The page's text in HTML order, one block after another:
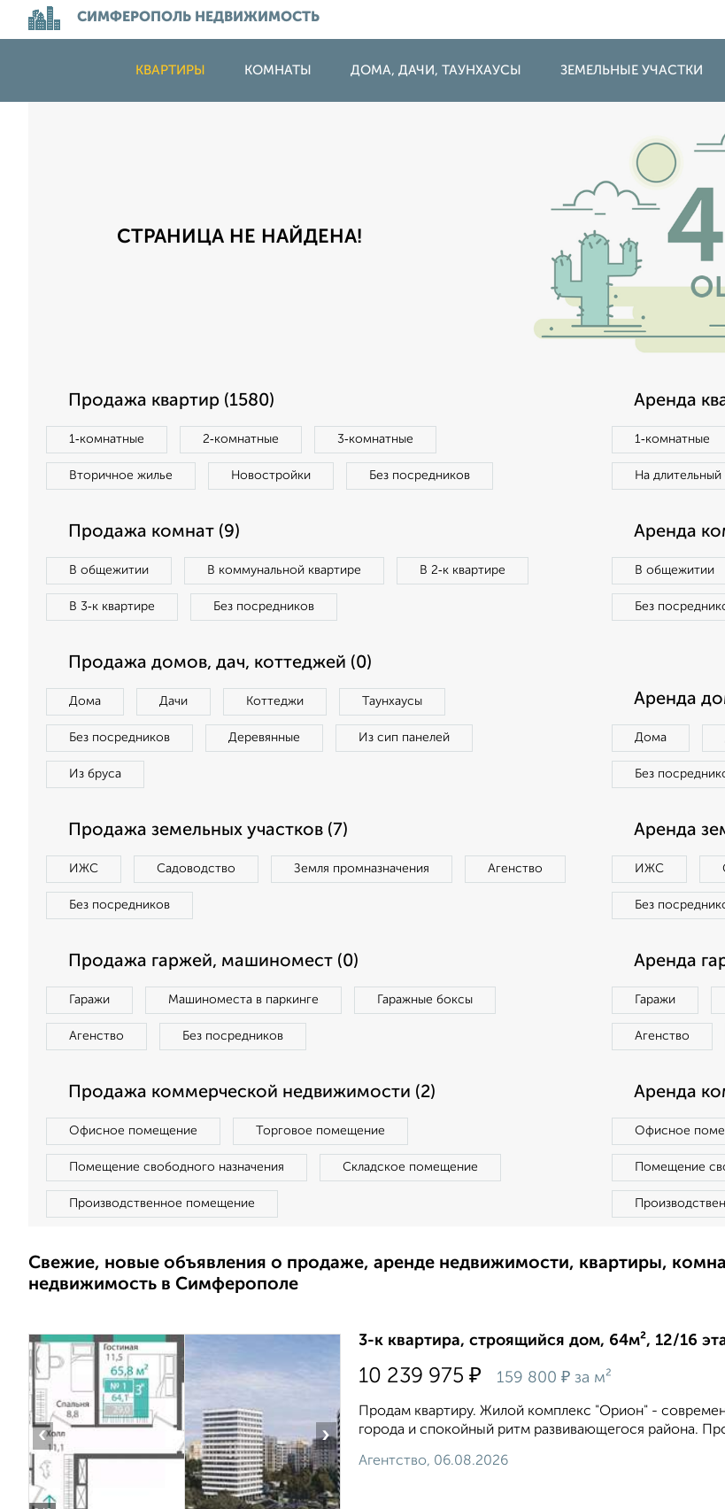
СИМФЕРОПОЛЬ НЕДВИЖИМОСТЬ
КВАРТИРЫ КОМНАТЫ ДОМА, ДАЧИ, ТАУНХАУСЫ ЗЕМЕЛЬНЫЕ УЧАСТКИ
СТРАНИЦА НЕ НАЙДЕНА!
Продажа квартир (1580)
1‑комнатные 2‑комнатные 3‑комнатные
Вторичное жилье Новостройки Без посредников
Аренда
1‑комнатные
На длительный
Продажа комнат (9)
В общежитии В коммунальной квартире В 2‑к квартире
В 3‑к квартире Без посредников
Аренда
В общежитии
Без
Продажа домов, дач, коттеджей (0)
Дома Дачи Коттеджи Таунхаусы
Без посредников Деревянные Из сип панелей
Из бруса
Аренда
Дома
Без
Продажа земельных участков (7)
ИЖС Садоводство Земля промназначения Агенство
Без посредников
Аренда
ИЖС
Без
Продажа гаржей, машиномест (0)
Гаражи Машиноместа в паркинге Гаражные боксы
Агенство Без посредников
Аренда
Гаражи
Агенство
Продажа коммерческой недвижимости (2)
Офисное помещение Торговое помещение
Помещение свободного назначения Складское помещение
Производственное помещение
Аренда
Офисное
Помещение
Свежие, новые объявления о продаже, аренде недвижимости, квартиры,
недвижимость в Симферополе
‹ ›
3-к квартира, строящийся дом, 64м², 12/16
10 239 975 ₽ 159 800 ₽ за м²
Продам квартиру. Жилой комплекс "Орион" -
города и спокойный ритм развивающегося района.
Агентство, 06.08.2026